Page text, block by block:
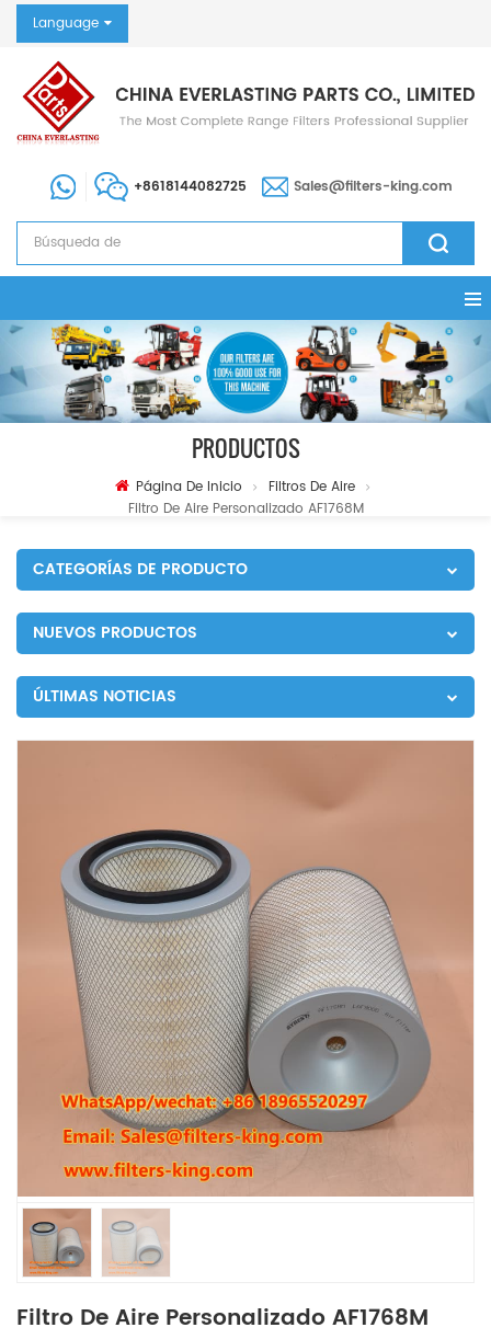
Language
+8618144082725 Sales@filters-king.com
PRODUCTOS
Página De Inicio
Filtros De Aire
Filtro De Aire Personalizado AF1768M
CATEGORÍAS DE PRODUCTO
NUEVOS PRODUCTOS
ÚLTIMAS NOTICIAS
Filtro De Aire Personalizado AF1768M